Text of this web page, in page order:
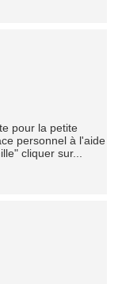
pour la petite
personnel à l'aide
cliquer sur...